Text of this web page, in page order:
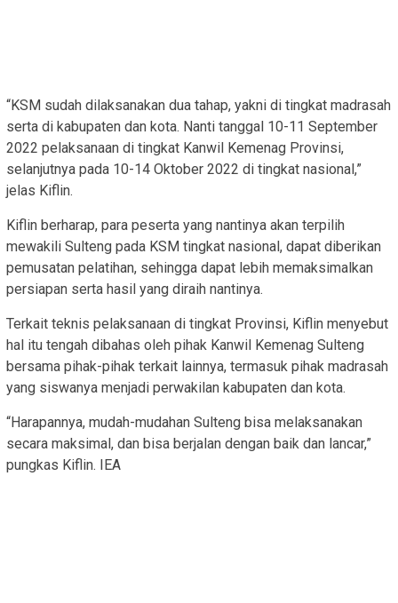
“KSM sudah dilaksanakan dua tahap, yakni di tingkat madrasah
serta di kabupaten dan kota. Nanti tanggal 10-11 September
2022 pelaksanaan di tingkat Kanwil Kemenag Provinsi,
selanjutnya pada 10-14 Oktober 2022 di tingkat nasional,”
jelas Kiflin.
Kiflin berharap, para peserta yang nantinya akan terpilih
mewakili Sulteng pada KSM tingkat nasional, dapat diberikan
pemusatan pelatihan, sehingga dapat lebih memaksimalkan
persiapan serta hasil yang diraih nantinya.
Terkait teknis pelaksanaan di tingkat Provinsi, Kiflin menyebut
hal itu tengah dibahas oleh pihak Kanwil Kemenag Sulteng
bersama pihak-pihak terkait lainnya, termasuk pihak madrasah
yang siswanya menjadi perwakilan kabupaten dan kota.
“Harapannya, mudah-mudahan Sulteng bisa melaksanakan
secara maksimal, dan bisa berjalan dengan baik dan lancar,”
pungkas Kiflin. IEA